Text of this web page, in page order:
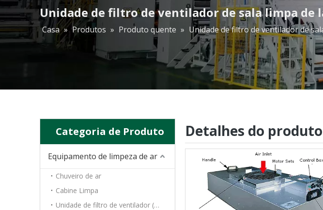
Unidade de filtro de ventilador de sala limpa de
Casa » Produtos » Produto quente » Unidade de filtro de ventilador de
Categoria de Produto
Equipamento de limpeza de ar
Chuveiro de ar
Cabine Limpa
Unidade de filtro de ventilador (FFU)
Detalhes do produto